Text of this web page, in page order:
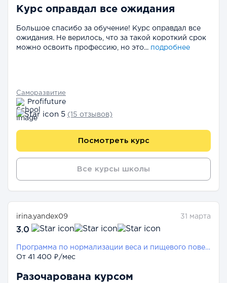
Курс оправдал все ожидания
Большое спасибо за обучение! Курс оправдал все
ожидания. Не верилось, что за такой короткий срок
можно освоить профессию, но это... подробнее
Саморазвитие
Profifuture
5 (15 отзывов)
Посмотреть курс
Все курсы школы
irina.yandex09
3.0
31 марта
Программа по нормализации веса и пищевого поведения
От 41 400 ₽/мес
Разочарована курсом